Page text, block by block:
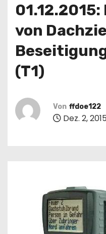
von
(T1)
Von ffdoe122
Dez. 2, 2015